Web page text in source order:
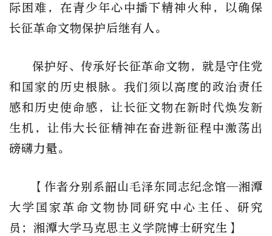
际困难，在青少年心中播下精神火种，以确保
长征革命文物保护后继有人。
保护好、传承好长征革命文物，就是守住党
和国家的历史根脉。我们须以高度的政治责任
感和历史使命感，让长征文物在新时代焕发新
生机，让伟大长征精神在奋进新征程中激荡出
磅礴力量。
【作者分别系韶山毛泽东同志纪念馆—湘潭
大学国家革命文物协同研究中心主任、研究
员；湘潭大学马克思主义学院博士研究生】